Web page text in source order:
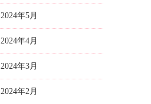
2024年5月
2024年4月
2024年3月
2024年2月